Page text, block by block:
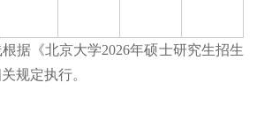
据《北京大学2026年硕士研究生招生
规定执行。